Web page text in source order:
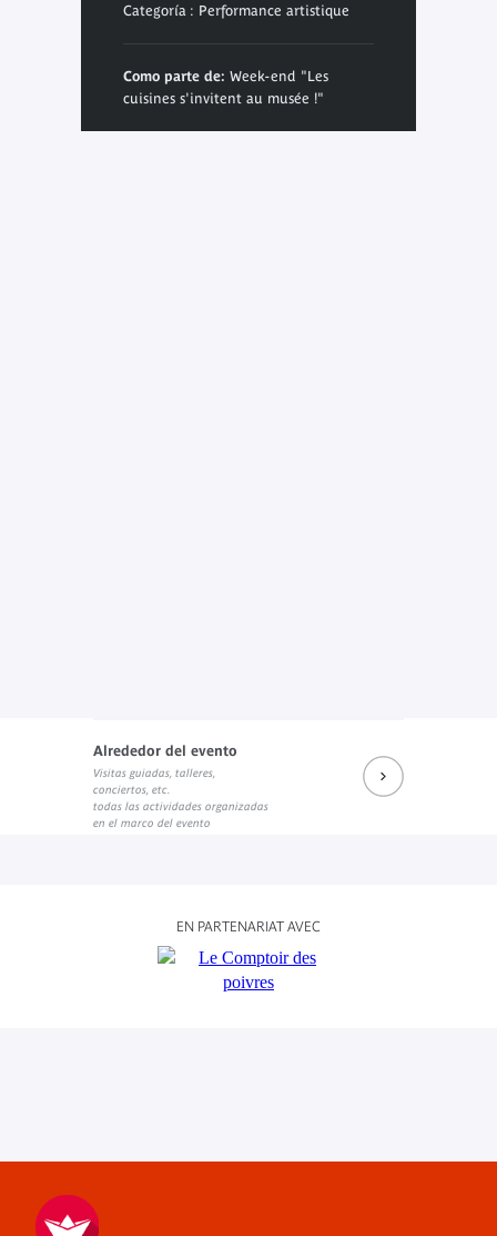
Categoría : Performance artistique
Como parte de: Week-end "Les
cuisines s'invitent au musée !"
Alrededor del evento
Visitas guiadas, talleres,
conciertos, etc.
todas las actividades organizadas
en el marco del evento
EN PARTENARIAT AVEC